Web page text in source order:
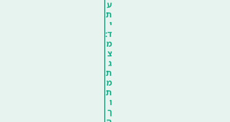
ע
ת
י
ד:
מ
צ
ג
ת
מ
ת
ו
ך